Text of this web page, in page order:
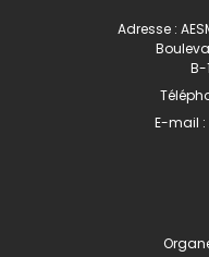
Adresse :
B-
E-mail :